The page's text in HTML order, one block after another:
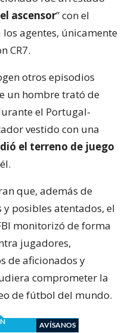
ascensor” con el
agentes, únicamente
CR7.
otros episodios
un hombre trató de
el Portugal-
vestido con una
el terreno de juego
que, además de
posibles atentados, el
monitorizó de forma
jugadores,
de aficionados y
comprometer la
de fútbol del mundo.
AVÍSANOS